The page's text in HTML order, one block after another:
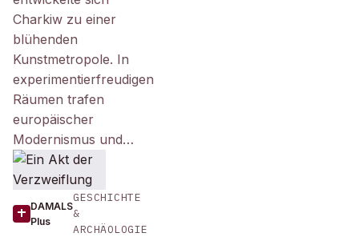
Charkiw zu einer
blühenden
Kunstmetropole. In
experimentierfreudigen
Räumen trafen
europäischer
Modernismus und…
DAMALS
Plus
GESCHICHTE
&
ARCHÄOLOGIE